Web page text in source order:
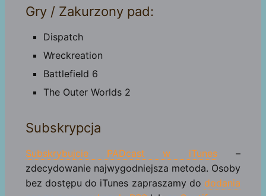
Gry / Zakurzony pad:
Dispatch
Wreckreation
Battlefield 6
The Outer Worlds 2
Subskrypcja
Subskrybujcie PADcast w iTunes –
zdecydowanie najwygodniejsza metoda. Osoby
bez dostępu do iTunes zapraszamy do dodania